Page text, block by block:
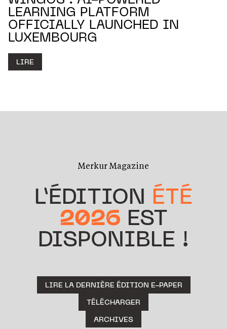
LEARNING PLATFORM
OFFICIALLY LAUNCHED IN
LUXEMBOURG
LIRE
Merkur Magazine
L’ÉDITION ÉTÉ
2026 EST
DISPONIBLE !
LIRE LA DERNIÈRE ÉDITION E-PAPER
TÉLÉCHARGER
ARCHIVES